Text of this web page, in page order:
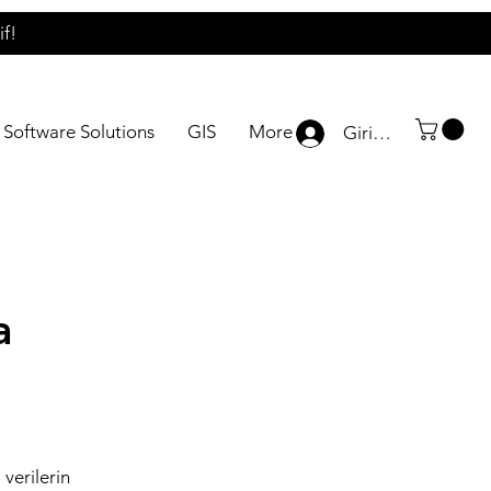
Giriş yap
Software Solutions GIS More
verilerin